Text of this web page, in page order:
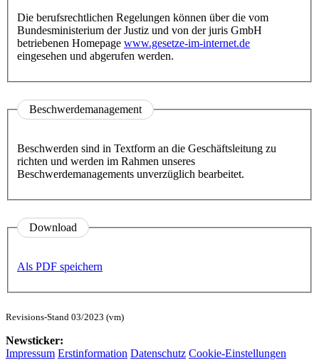
Die berufsrechtlichen Regelungen können über die vom
Bundesministerium der Justiz und von der juris GmbH
betriebenen Homepage www.gesetze-im-internet.de
eingesehen und abgerufen werden.
Beschwerdemanagement
Beschwerden sind in Textform an die Geschäftsleitung zu
richten und werden im Rahmen unseres
Beschwerdemanagements unverzüglich bearbeitet.
Download
Als PDF speichern
Revisions-Stand 03/2023 (vm)
Newsticker:
Impressum Erstinformation Datenschutz Cookie-Einstellungen